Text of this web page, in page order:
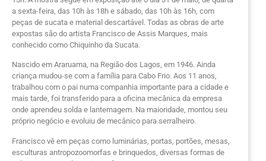
a sexta-feira, das 10h às 18h e sábado, das 10h às 16h, com
peças de sucata e material descartável. Todas as obras de arte
expostas são do artista Francisco de Assis Marques, mais
conhecido como Chiquinho da Sucata.
Nascido em Araruama, na Região dos Lagos, em 1946. Ainda
criança mudou-se com a família para Cabo Frio. Aos 11 anos,
trabalhou com o pai numa companhia importante para a cidade e
mais tarde, foi transferido para a oficina mecânica da empresa
onde aprendeu solda e lanternagem. Na maioridade, montou seu
próprio negócio e evoluiu de mecânico para serralheiro.
Francisco vê em peças como luminárias, portas, portões, mesas,
esculturas antropozoomorfas e brinquedos, diversas formas de